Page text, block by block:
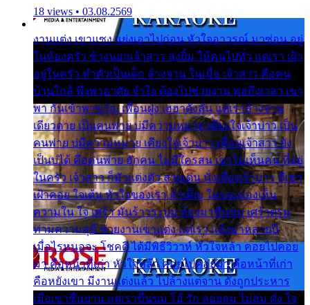
18 views • 03.08.2569
งานแต่ง เขาแซง แย่งเอาไปก่อน หัวใจอาวรณ์ มาซ่อน อยู่
ในห้องครัว ข้างนอกเจ้าสาว ส่งยิ้ม ให้คนไปทั่ว แต่เรา เฝ้า
อยู่ในครัว ทำตัวเป็นเด็ก ล้างจาน ในเมื่อ เจ้าสาว คือคน
บ้านใกล้ พึ่งพาอาศัย จำใจ ต้องไปช่วยงาน พอถึงเวลา เขา
พา กันเข้าพาขวัญ เพื่อนฝูง เฮฮาดังลั่น แต่เราล้างจาน
เดียวดาย เป็นคนพ่าย บ่มีความหมาย เคียงใจเจ้าบ่าว เป็น
คนพ่าย บ่มีความหมาย เคียงใจเจ้าบ่าว เพื่อนเจ้าสาว ยัง
เป็นบ่ได้ คือคนพ่าย ฮักคน ไม่มีใครสน เขาไม่เห็นคน ที่อยู่
ในครัว เจ้าสาว ก็มัวแต่งตัว สวยเด่น นั่งเคียงเจ้าบ่าว ที่เขา
เฝ้าคอย ใจเต้น หัวใจของเรา ลำเค็ญ ใครจะมองเห็น
ความใน ใจ เศร้า มันร้าวระบม ต้องมาขื่นขม เศร้าตรม
ท่ามความสุขี ช่วยงานเขาแต่ง แต่เรา แล้งมาหลายปี
เมื่อไรหนอจะ โชคดี ได้มีพิธีวิวาห์ หัวใจหล้า คอยไปคอย
มา คือหน้าที่เก่า หัวใจหล้า คอยไปคอยมา คือหน้าที่เก่า
คือหยังเขา มีงานแต่งแล้ว ไปล้างแต่จาน ดั่งถูกประหาร
เมื่อเขาชื่นบาน แต่เราขื่นขม โอ้ รัก ลอยลม ไม่สม ดัง ใจ